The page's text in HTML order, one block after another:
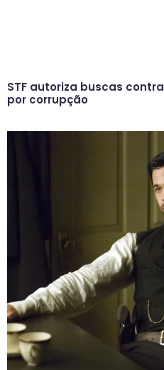
STF autoriza buscas
por corrupção